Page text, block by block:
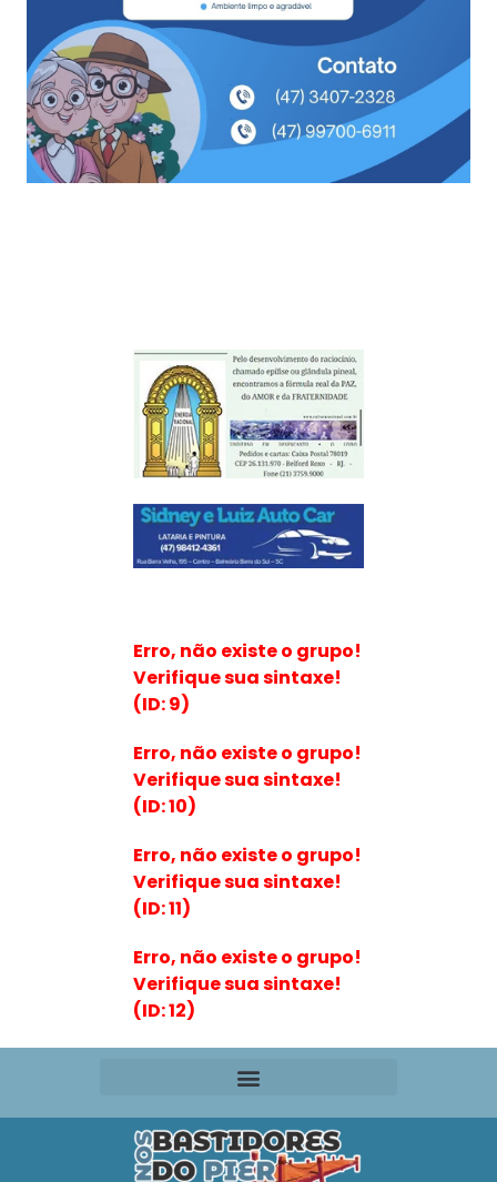
Erro, não existe o grupo!
Verifique sua sintaxe!
(ID: 9)
Erro, não existe o grupo!
Verifique sua sintaxe!
(ID: 10)
Erro, não existe o grupo!
Verifique sua sintaxe!
(ID: 11)
Erro, não existe o grupo!
Verifique sua sintaxe!
(ID: 12)